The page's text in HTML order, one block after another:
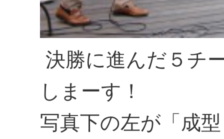
決勝に進んだ５チ
しまーす！
写真下の左が「成